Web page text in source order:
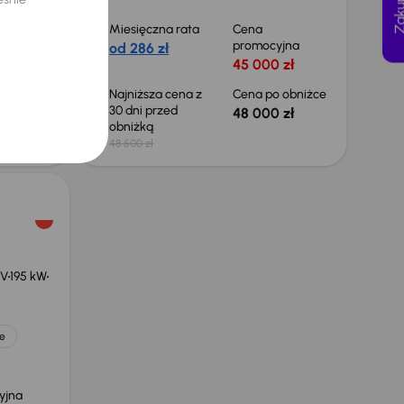
Miesięczna rata
od 286 zł
Cena
promocyjna
45 000 zł
Najniższa cena z
30 dni przed
obniżką
48 500 zł
Cena po obniżce
48 000 zł
195 kW